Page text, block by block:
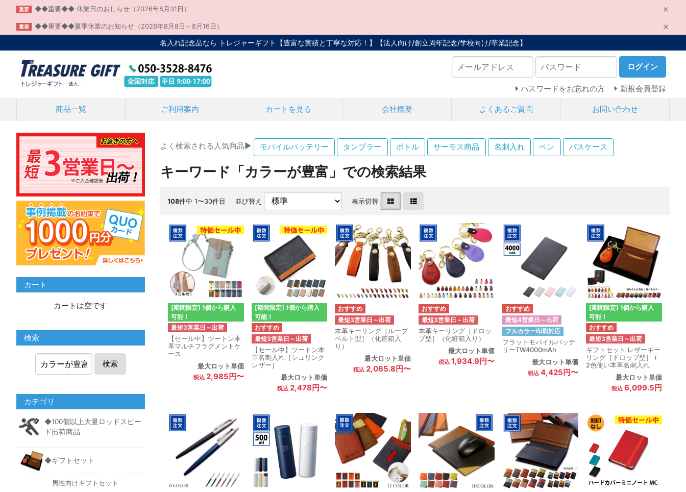
重要 ◆◆重要◆◆ 休業日のおしらせ（2026年8月31日）
重要 ◆◆重要◆◆夏季休業のお知らせ（2026年8月8日～8月16日）
名入れ記念品なら トレジャーギフト【豊富な実績と丁寧な対応！】 【法人向け/創立周年記念/学校向け/卒業記念】
ログイン
パスワードをお忘れの方 新規会員登録
商品一覧 ご利用案内 カートを見る 会社概要 よくあるご質問 お問い合わせ
よく検索される人気商品▶ モバイルバッテリー タンブラー ボトル サーモス商品 名刺入れ ペン パスケース
キーワード「カラーが豊富」での検索結果
108件中 1〜30件目 並び替え 表示切替
[期間限定] 1個から購入
可能！
最短3営業日～出荷
【セール中】ツートン本
革マルチフラグメントケ
ース
最大ロット単価
2,985円〜
[期間限定] 1個から購入
可能！
最短3営業日～出荷
【セール中】ツートン本
革名刺入れ［シュリンク
レザー］
最大ロット単価
2,478円〜
最短3営業日～出荷
本革キーリング［ループ
ベルト型］（化粧箱入
り）
最大ロット単価
2,065.8円〜
最短3営業日～出荷
本革キーリング［ドロッ
プ型］（化粧箱入り）
最大ロット単価
1,934.9円〜
最短4営業日～出荷
フルカラー印刷対応
フラットモバイルバッテ
リーTW4000mAh
最大ロット単価
4,425円〜
[期間限定] 1個から購入
可能！
最短3営業日～出荷
ギフトセット レザーキー
リング［ドロップ型］＋
2色使い本革名刺入れ
最大ロット単価
6,099.5円
カート
カートは空です
検索
検索
カテゴリ
◆100個以上大量ロッドスピー
ド出荷商品
◆ギフトセット
男性向けギフトセット